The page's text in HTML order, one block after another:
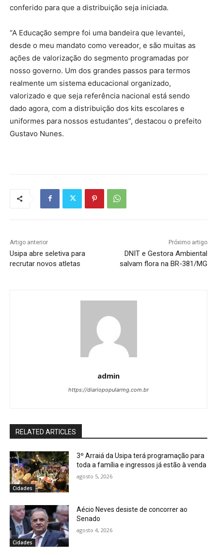
conferido para que a distribuição seja iniciada.
“A Educação sempre foi uma bandeira que levantei,
desde o meu mandato como vereador, e são muitas as
ações de valorização do segmento programadas por
nosso governo. Um dos grandes passos para termos
realmente um sistema educacional organizado,
valorizado e que seja referência nacional está sendo
dado agora, com a distribuição dos kits escolares e
uniformes para nossos estudantes”, destacou o prefeito
Gustavo Nunes.
Artigo anterior
Usipa abre seletiva para
recrutar novos atletas
Próximo artigo
DNIT e Gestora Ambiental
salvam flora na BR-381/MG
admin
https://diariopopularmg.com.br
RELATED ARTICLES
Cidades
3º Arraiá da Usipa terá programação para
toda a família e ingressos já estão à venda
agosto 5, 2026
Cidades
Aécio Neves desiste de concorrer ao
Senado
agosto 4, 2026